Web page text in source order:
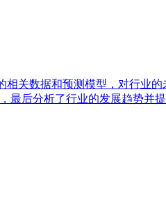
关数据和预测模型，对行业
最后分析了行业的发展趋势并